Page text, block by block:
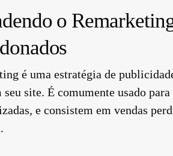
o
é uma estratégia de
site. É comumente usado
e consistem em vendas